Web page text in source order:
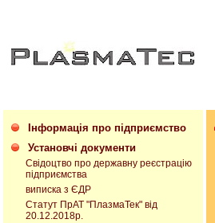
Інформація про підприємство
Установчі документи
Свідоцтво про державну реєстрацію
підприємства
виписка з ЄДР
Статут ПрАТ "ПлазмаТек" від
20.12.2018р.